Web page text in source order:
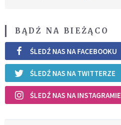
BĄDŹ NA BIEŻĄCO
ŚLEDŹ NAS NA FACEBOOKU
ŚLEDŹ NAS NA TWITTERZE
ŚLEDŹ NAS NA INSTAGRAMIE